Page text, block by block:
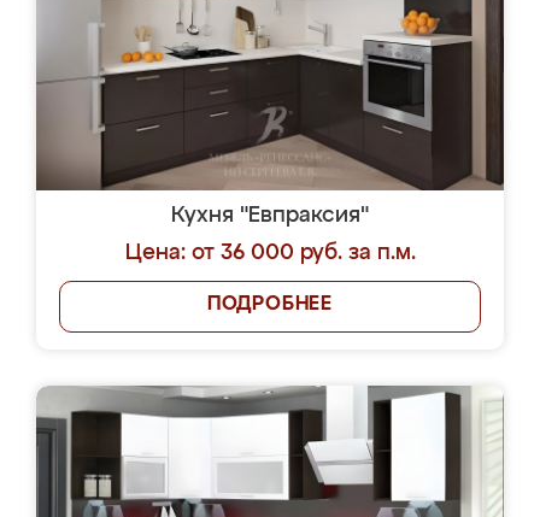
Кухня "Евпраксия"
Цена: от 36 000 руб. за п.м.
ПОДРОБНЕЕ